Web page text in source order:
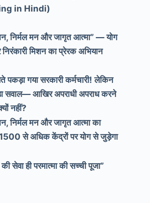
in Hindi)
निर्मल मन और जागृत आत्मा” — योग
निरंकारी मिशन का प्रेरक अभियान
पकड़ा गया सरकारी कर्मचारी! लेकिन
सवाल— आखिर अपराधी अपराध करने
नहीं?
निर्मल मन और जागृत आत्मा का
से अधिक केंद्रों पर योग से जुड़ेगा
सेवा ही परमात्मा की सच्ची पूजा”